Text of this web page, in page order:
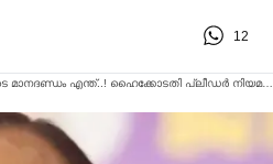
12
യോഗ്യതയുടെ മാനദണ്ഡം എന്ത്..! ഹൈക്കോടതി പ്ലീഡര്‍ നിയമനം: മുഖ്യമന്ത്രിക്കെതിരെ രൂക്ഷ വിമര്‍ശനവുമായി ലോയേഴ്സ് കോണ്‍ഗ്രസ്